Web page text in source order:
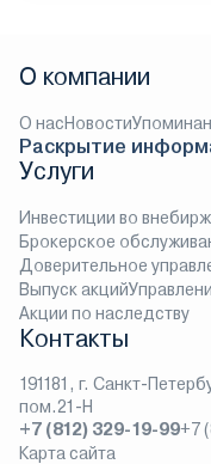
О компании
О насНовости
Раскрытие
Услуги
Инвестиции во
Брокерское
Доверительное
Выпуск акций
Акции по наследству
Контакты
191181, г. Санкт-
пом.21-Н
+7 (812) 329-19-99+7
Карта сайта